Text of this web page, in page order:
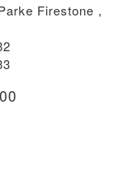
Firestone，